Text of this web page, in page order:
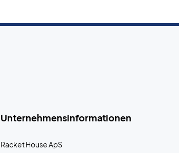
Unternehmensinformationen
Racket House ApS